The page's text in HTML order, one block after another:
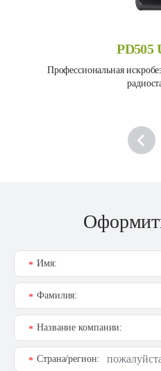
PD505
Профессиональная
Имя:
*
Фамилия:
*
Название компании:
*
Страна/регион:
*